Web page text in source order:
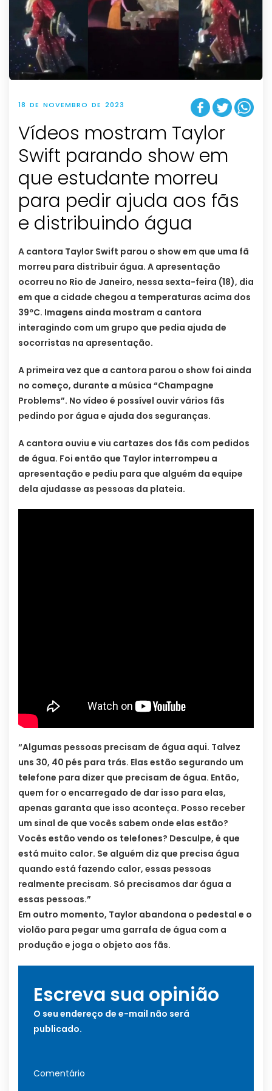
18 DE NOVEMBRO DE 2023
Vídeos mostram Taylor
Swift parando show em
que estudante morreu
para pedir ajuda aos fãs
e distribuindo água
A cantora Taylor Swift parou o show em que uma fã
morreu para distribuir água. A apresentação
ocorreu no Rio de Janeiro, nessa sexta-feira (18), dia
em que a cidade chegou a temperaturas acima dos
39ºC. Imagens ainda mostram a cantora
interagindo com um grupo que pedia ajuda de
socorristas na apresentação.
A primeira vez que a cantora parou o show foi ainda
no começo, durante a música “Champagne
Problems”. No vídeo é possível ouvir vários fãs
pedindo por água e ajuda dos seguranças.
A cantora ouviu e viu cartazes dos fãs com pedidos
de água. Foi então que Taylor interrompeu a
apresentação e pediu para que alguém da equipe
dela ajudasse as pessoas da plateia.
“Algumas pessoas precisam de água aqui. Talvez
uns 30, 40 pés para trás. Elas estão segurando um
telefone para dizer que precisam de água. Então,
quem for o encarregado de dar isso para elas,
apenas garanta que isso aconteça. Posso receber
um sinal de que vocês sabem onde elas estão?
Vocês estão vendo os telefones? Desculpe, é que
está muito calor. Se alguém diz que precisa água
quando está fazendo calor, essas pessoas
realmente precisam. Só precisamos dar água a
essas pessoas.”
Em outro momento, Taylor abandona o pedestal e o
violão para pegar uma garrafa de água com a
produção e joga o objeto aos fãs.
Escreva sua opinião
O seu endereço de e-mail não será
publicado.
Comentário